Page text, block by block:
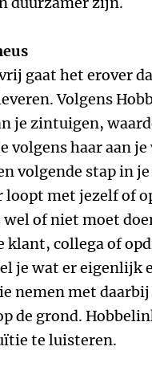
gaat het erover
Volgens
je zintuigen,
volgens haar aan
volgende stap in
met jezelf of
wel of niet moet
klant, collega of
je wat er eigenlijk
nemen met
de grond.
te luisteren.